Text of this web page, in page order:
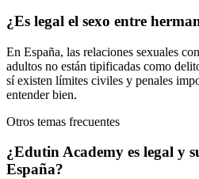
¿Es legal el sexo entre
En España, las relaciones sexuales
adultos no están tipificadas como
sí existen límites civiles y penales
entender bien.
Otros temas frecuentes
¿Edutin Academy es legal y
España?